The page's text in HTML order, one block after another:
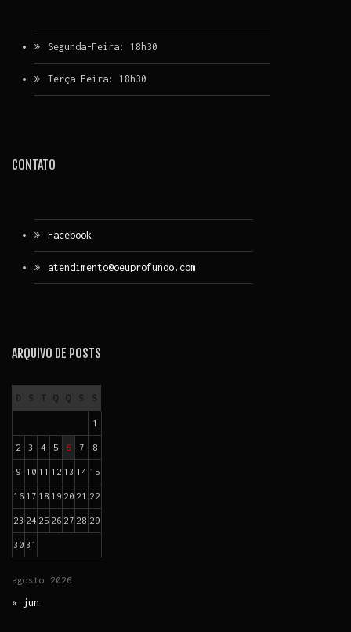
Segunda-Feira: 18h30
Terça-Feira: 18h30
CONTATO
Facebook
atendimento@oeuprofundo.com
ARQUIVO DE POSTS
agosto 2026
D S T Q Q S S
1
2 3 4 5 6 7 8
9 10 11 12 13 14 15
16 17 18 19 20 21 22
23 24 25 26 27 28 29
30 31
« jun